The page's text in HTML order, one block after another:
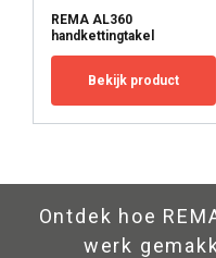
REMA AL360
handkettingtakel
Bekijk product
Ontdek hoe
werk